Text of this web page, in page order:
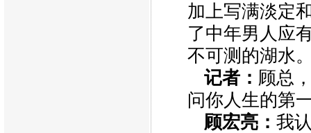
加上写满淡定
了中年男人应
不可测的湖水
记者： 顾总
问你人生的第
顾宏亮： 我